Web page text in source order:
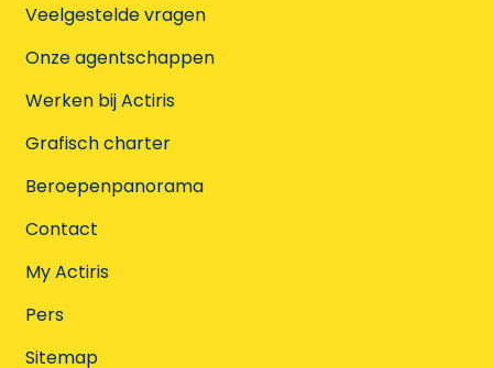
Veelgestelde vragen
Onze agentschappen
Werken bij Actiris
Grafisch charter
Beroepenpanorama
Contact
My Actiris
Pers
Sitemap